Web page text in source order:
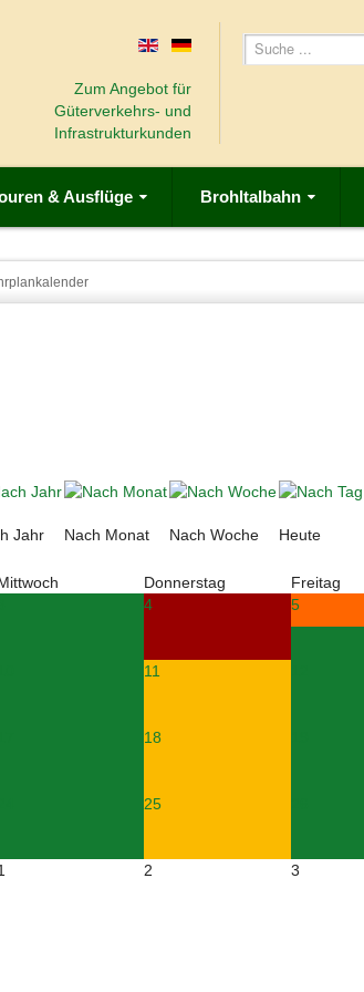
Zum Angebot für
Güterverkehrs- und
Infrastrukturkunden
& Ausflüge Brohltalbahn
Jahr Nach Monat Nach Woche Heute
Donnerstag Freitag
4 5
11
18
25
2 3